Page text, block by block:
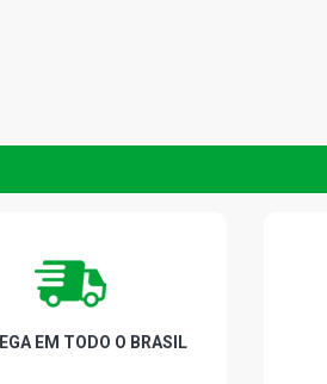
EM TODO O BRASIL